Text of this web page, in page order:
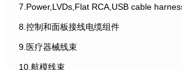
7.Power,LVDs,Flat RCA,USB cable
8.控制和面板接线电缆组件
9.医疗器械线束
10.航模线束